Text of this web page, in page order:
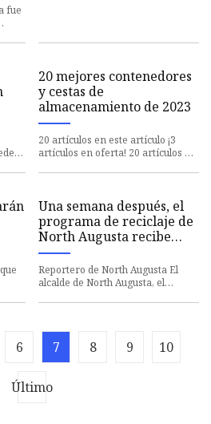
fue
20 mejores contenedores
y cestas de
almacenamiento de 2023
20 artículos en este artículo ¡3
artículos en oferta! 20 artículos en
Una semana después, el
programa de reciclaje de
North Augusta recibe
críticas mixtas
Reportero de North Augusta El
alcalde de North Augusta, el
6 7 8 9 10
Último